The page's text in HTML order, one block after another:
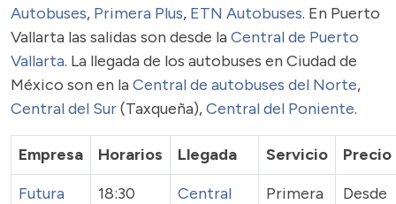
Autobuses, Primera Plus, ETN Autobuses. En Puerto
Vallarta las salidas son desde laCentral de Puerto
Vallarta. La llegada de los autobuses en Ciudad de
México son en laCentral de autobuses del Norte,
Central del Sur(Taxqueña),Central del Poniente.
Empresa Horarios Llegada Servicio
Precio
Futura
18:30
Central
Primera
Desde